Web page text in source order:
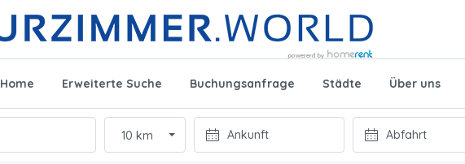
Home Erweiterte Suche Buchungsanfrage Städte Über uns
10 km